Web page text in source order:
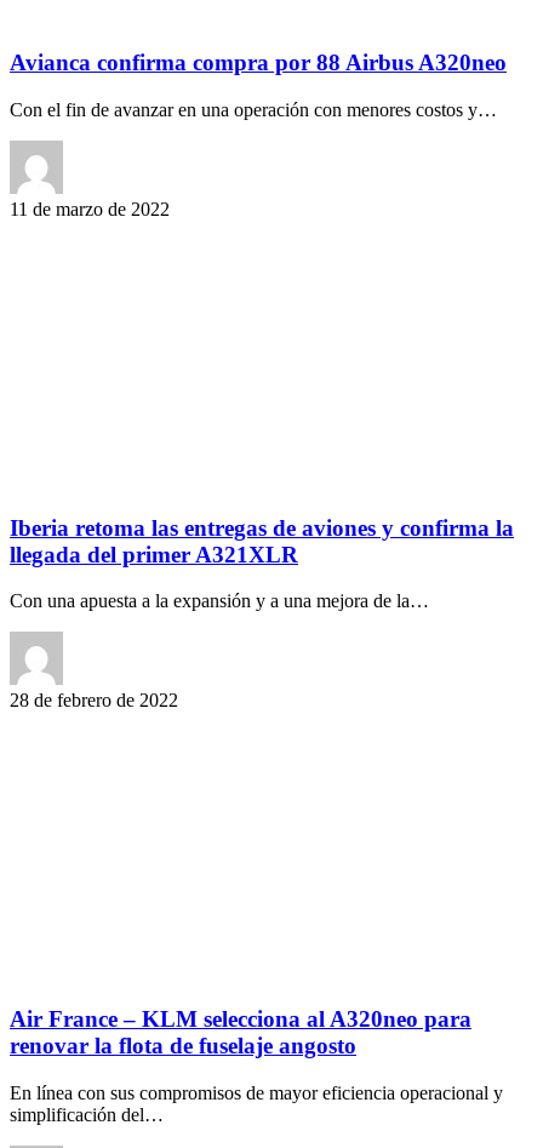
Avianca confirma compra por 88 Airbus A320neo
Con el fin de avanzar en una operación con menores costos y…
11 de marzo de 2022
Iberia retoma las entregas de aviones y confirma la
llegada del primer A321XLR
Con una apuesta a la expansión y a una mejora de la…
28 de febrero de 2022
Air France – KLM selecciona al A320neo para
renovar la flota de fuselaje angosto
En línea con sus compromisos de mayor eficiencia operacional y
simplificación del…